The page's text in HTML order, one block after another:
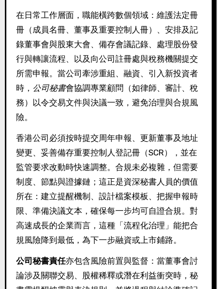
在日常工作層面，職能橫跨數個領域：維護法定冊
冊（成員名冊、董事及重要控制人冊）、安排及記
錄董事會與股東大會、備存會議記錄、處理股份發
行與轉讓流程、以及向公司註冊處與稅務機關提交
所需申報。當公司牽涉重組、融資、引入新投資者
時， 公司秘書會協調專業顧問（如律師、審計、稅
務）以令交易文件與決議一致，避免治理與合規風
險。
香港公司必須按時提交周年申報、更新董事及地址
變更、妥善備存重要控制人登記冊（SCR），並在
監管要求改動時快速調整。合規未必複雜，但需要
制度、節點與證據鏈；這正是資深秘書人員的價值
所在：建立提醒機制、設計檔案模板、把握申報時
限、準備決議文本，確保每一步均可自證合規。對
高速成長的企業而言，這種「流程化治理」能把合
規風險降到最低，為下一步融資或上市鋪路。
公司秘書責任亦包含風險前置與監督：當董事會討
論涉及關聯交易、股權稀釋或潛在利益衝突時，秘